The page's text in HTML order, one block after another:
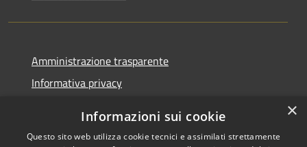
Amministrazione trasparente
Informativa privacy
Dichiarazione di accessibilità
×
Informazioni sui cookie
Questo sito web utilizza cookie tecnici e assimilati strettamente